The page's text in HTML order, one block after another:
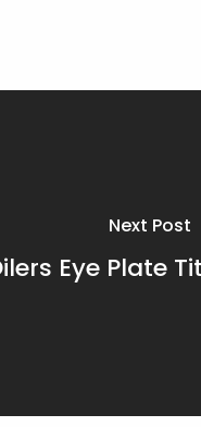
Next Post
Eye Plate